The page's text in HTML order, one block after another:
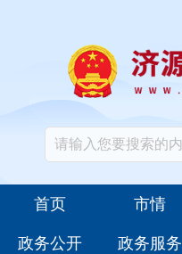
首页 市情
政务公开 政务服务